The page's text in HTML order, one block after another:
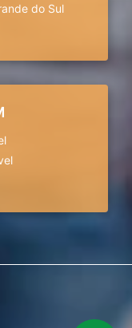
do Sul